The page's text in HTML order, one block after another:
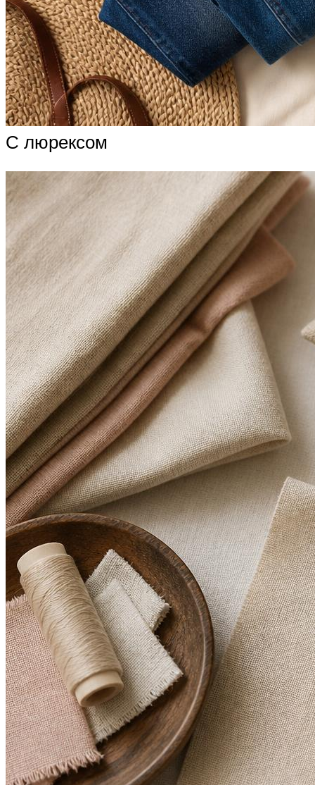
С люрексом